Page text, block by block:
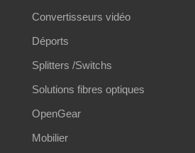
Convertisseurs vidéo
Déports
Splitters /Switchs
Solutions fibres optiques
OpenGear
Mobilier